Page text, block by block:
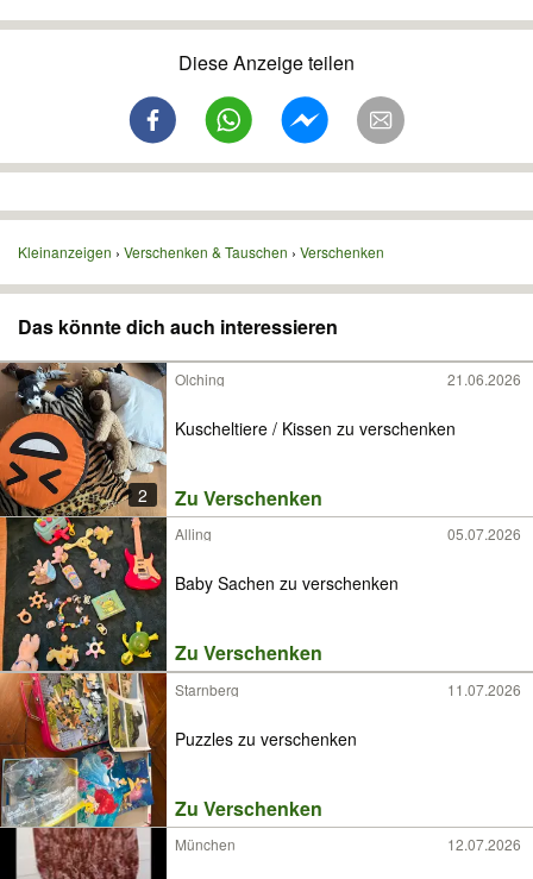
Diese Anzeige teilen
Kleinanzeigen Verschenken & Tauschen Verschenken
Das könnte dich auch interessieren
2
Olching 21.06.2026
Kuscheltiere / Kissen zu verschenken
Zu Verschenken
Alling 05.07.2026
Baby Sachen zu verschenken
Zu Verschenken
Starnberg 11.07.2026
Puzzles zu verschenken
Zu Verschenken
München 12.07.2026